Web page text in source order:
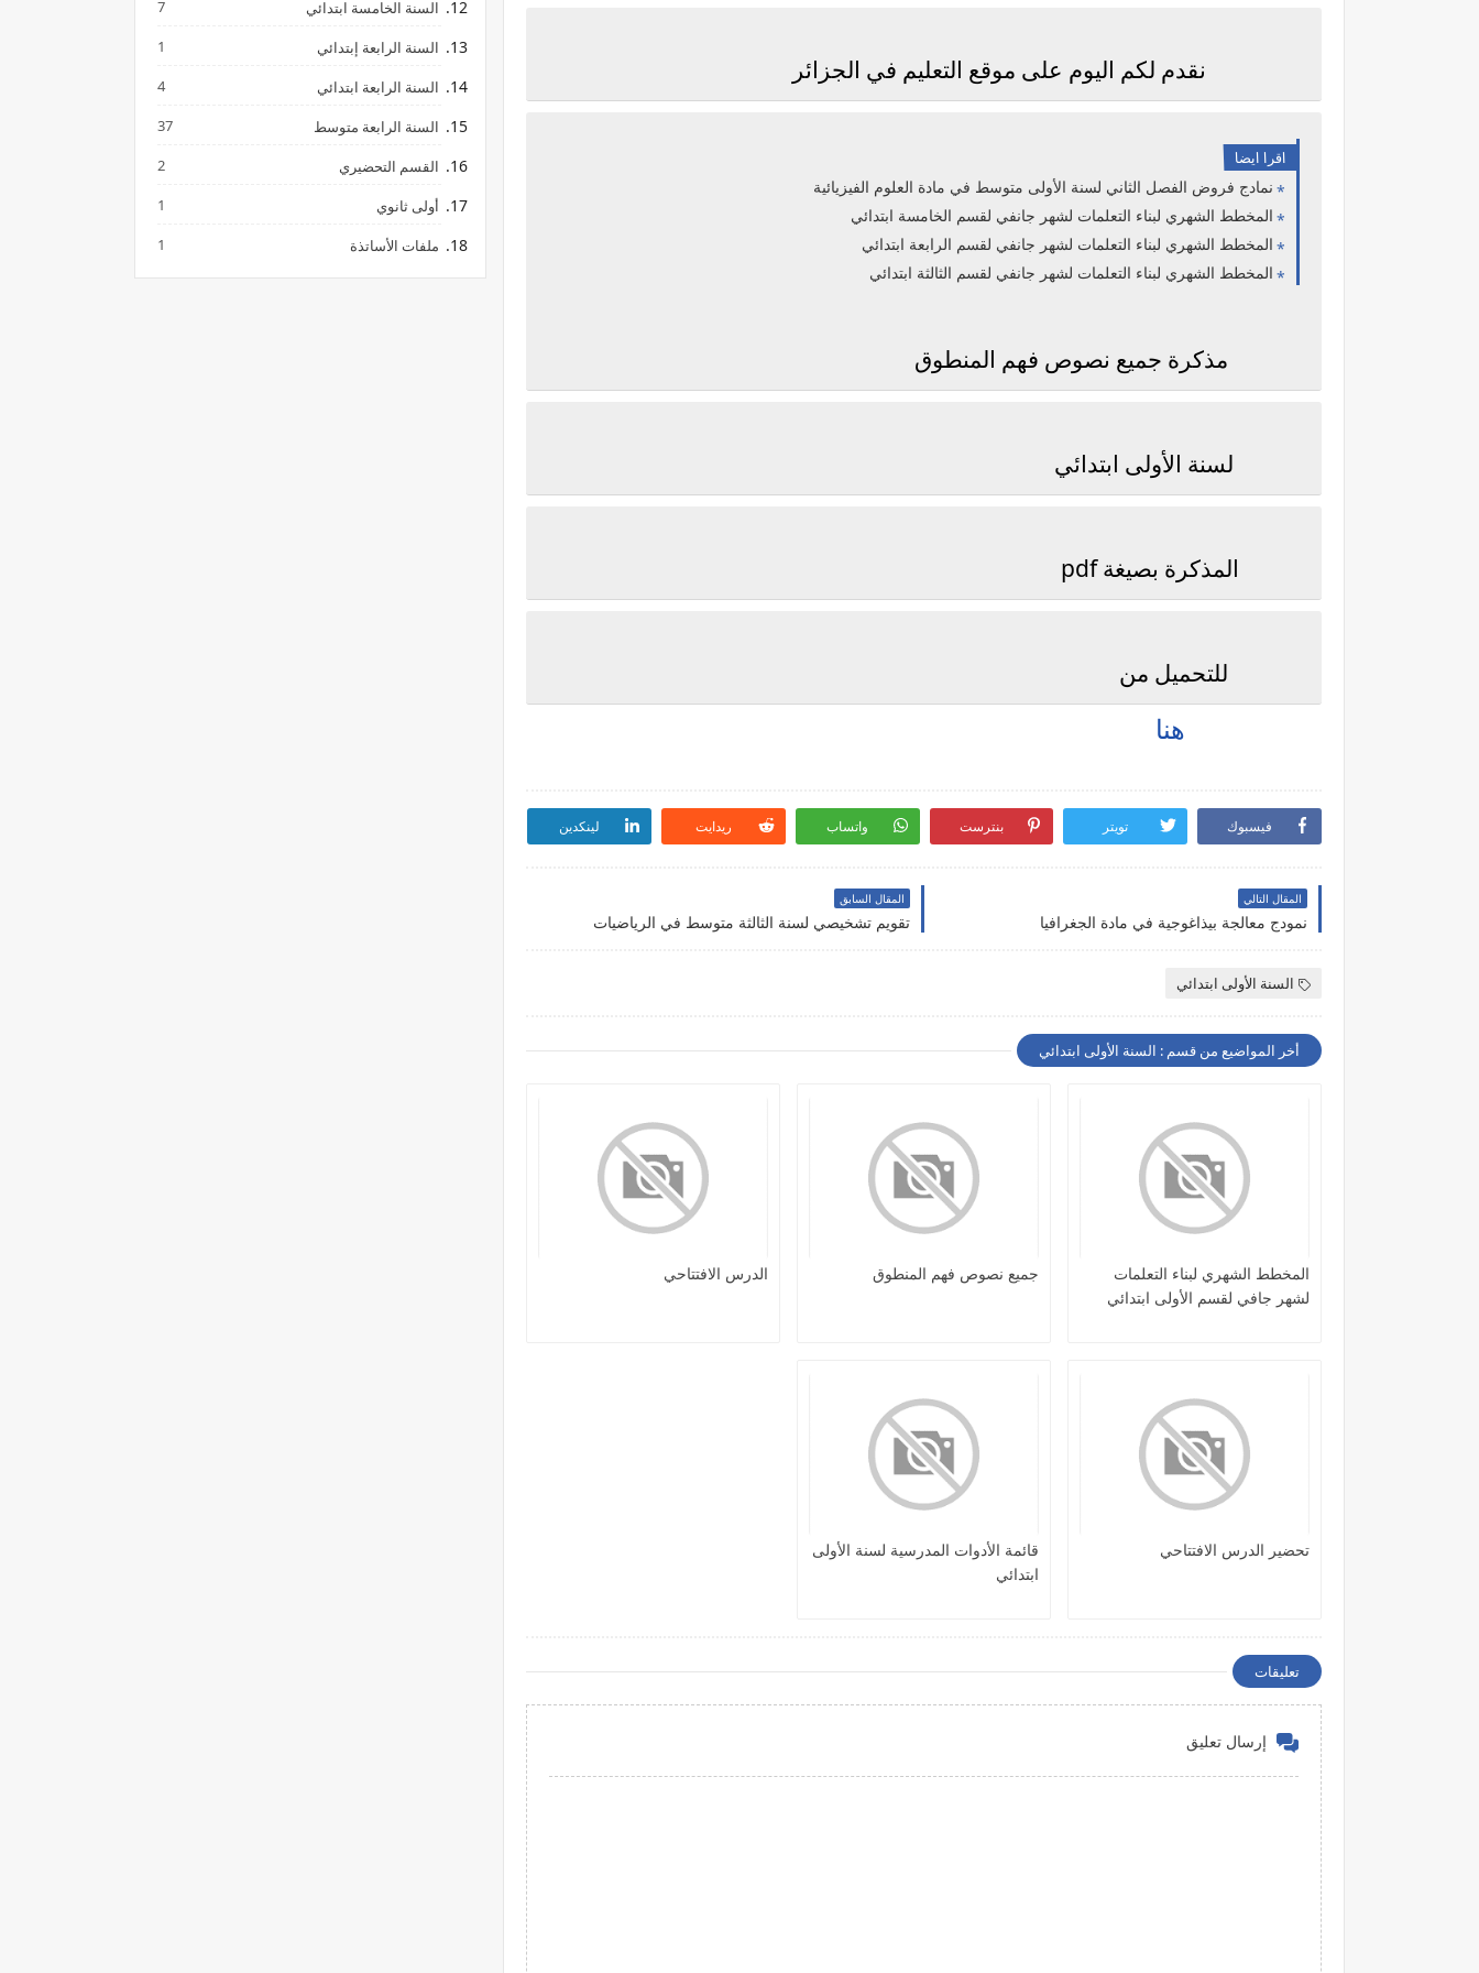
نقدم لكم اليوم على موقع التعليم في الجزائر
اقرا ايضا
نمادج فروض الفصل الثاني لسنة الأولى متوسط في مادة العلوم الفيزيائية
المخطط الشهري لبناء التعلمات لشهر جانفي لقسم الخامسة ابتدائي
المخطط الشهري لبناء التعلمات لشهر جانفي لقسم الرابعة ابتدائي
المخطط الشهري لبناء التعلمات لشهر جانفي لقسم الثالثة ابتدائي
مذكرة جميع نصوص فهم المنطوق
لسنة الأولى ابتدائي
المذكرة بصيغة pdf
للتحميل من
هنا
فيسبوك تويتر بنترست واتساب ريدايت لينكدين
المقال التالي
نمودج معالجة بيذاغوجية في مادة الجغرافيا
المقال السابق
تقويم تشخيصي لسنة الثالثة متوسط في الرياضيات
السنة الأولى ابتدائي
أخر المواضيع من قسم : السنة الأولى ابتدائي
المخطط الشهري لبناء التعلمات
لشهر جافي لقسم الأولى ابتدائي
جميع نصوص فهم المنطوق الدرس الافتتاحي
تحضير الدرس الافتتاحي
قائمة الأدوات المدرسية لسنة الأولى
ابتدائي
تعليقات
إرسال تعليق
السنة الخامسة ابتدائي 7
السنة الرابعة إبتدائي 1
السنة الرابعة ابتدائي 4
السنة الرابعة متوسط 37
القسم التحضيري 2
أولى ثانوي 1
ملفات الأساتذة 1